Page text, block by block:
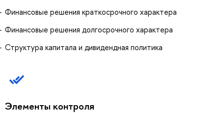
Финансовые решения краткосрочного характера
Финансовые решения долгосрочного характера
Структура капитала и дивидендная политика
Элементы контроля